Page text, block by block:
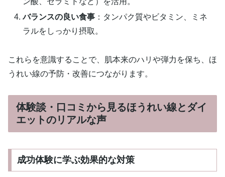
バランスの良い食事 ：タンパク質やビタミン、ミネ
ラルをしっかり摂取。
これらを意識することで、肌本来のハリや弾力を保ち、ほ
うれい線の予防・改善につながります。
体験談・口コミから見るほうれい線とダイ
エットのリアルな声
成功体験に学ぶ効果的な対策